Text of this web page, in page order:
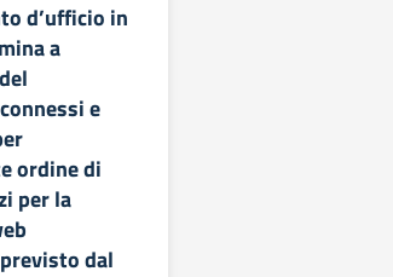
d’ufficio in
a
e
ordine di
per la
dal